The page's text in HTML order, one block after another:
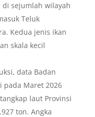
sejumlah wilayah
Teluk
Kedua jenis ikan
skala kecil
data Badan
pada Maret 2026
laut Provinsi
ton. Angka